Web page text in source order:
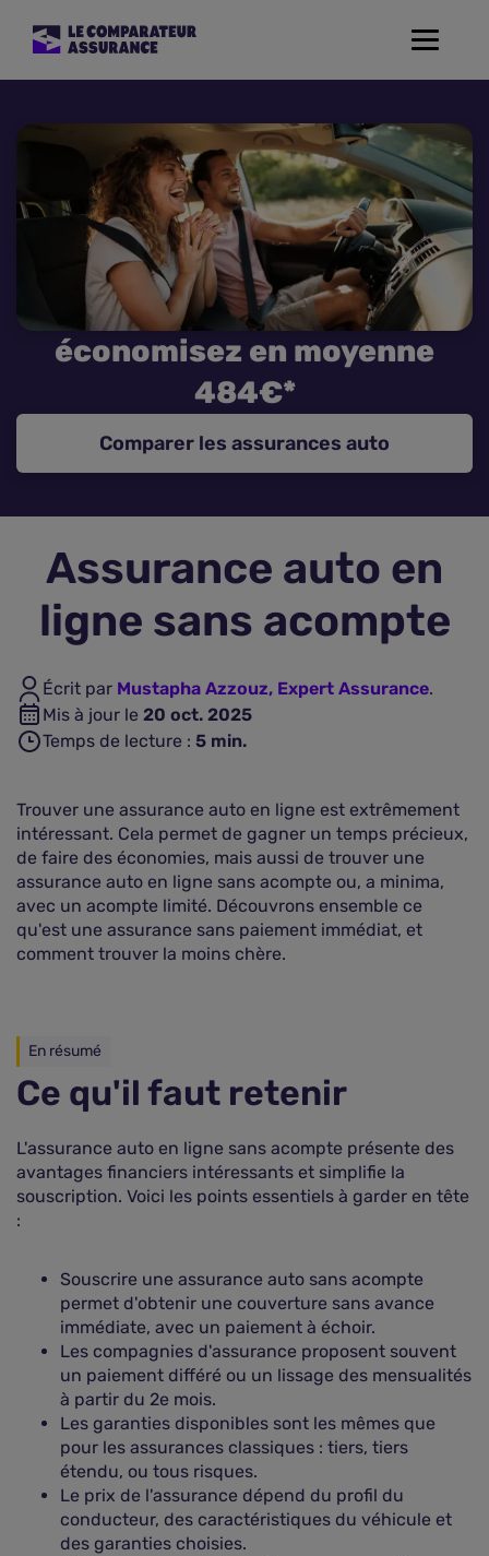
Toggle
Mutuelle Santé
Assurance Moto
Assurance Habitation
Assurance de prêt
Prévoyance
Assurance Animaux
Plus d'assurances
économisez en moyenne
484€*
Comparer les assurances auto
Assurance auto en
ligne sans acompte
Écrit par Mustapha Azzouz, Expert Assurance.
Mis à jour le 20 oct. 2025
Temps de lecture : 5 min.
Trouver une assurance auto en ligne est extrêmement
intéressant. Cela permet de gagner un temps précieux,
de faire des économies, mais aussi de trouver une
assurance auto en ligne sans acompte ou, a minima,
avec un acompte limité. Découvrons ensemble ce
qu'est une assurance sans paiement immédiat, et
comment trouver la moins chère.
En résumé
Ce qu'il faut retenir
L'assurance auto en ligne sans acompte présente des
avantages financiers intéressants et simplifie la
souscription. Voici les points essentiels à garder en tête
:
Souscrire une assurance auto sans acompte
permet d'obtenir une couverture sans avance
immédiate, avec un paiement à échoir.
Les compagnies d'assurance proposent souvent
un paiement différé ou un lissage des mensualités
à partir du 2e mois.
Les garanties disponibles sont les mêmes que
pour les assurances classiques : tiers, tiers
étendu, ou tous risques.
Le prix de l'assurance dépend du profil du
conducteur, des caractéristiques du véhicule et
des garanties choisies.